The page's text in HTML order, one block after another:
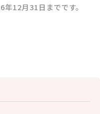
12月31日までです。